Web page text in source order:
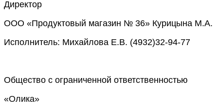
Директор
ООО «Продуктовый магазин № 36» Курицына М.А.
Исполнитель: Михайлова Е.В. (4932)32-94-77
Общество с ограниченной ответственностью
«Олика»